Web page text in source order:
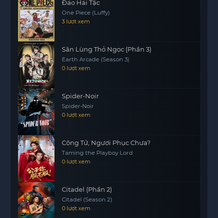
“Bốn người ở hạt Fairfield”, nhưng cho đến nay, bí
ẩn vẫn chưa được giải đáp. Câu chuyện của họ
tiếp tục thu hút sự chú ý và khiến nhiều người tò
mò về số phận của bốn thanh niên này.
Đảo Hải Tặc
One Piece (Luffy)
3 lượt xem
Săn Lùng Thỏ Ngọc (Phần 3)
Earth Arcade (Season 3)
0 lượt xem
Spider-Noir
Spider-Noir
0 lượt xem
Công Tử, Ngươi Phục Chưa?
Taming the Playboy Lord
0 lượt xem
Citadel (Phần 2)
Citadel (Season 2)
0 lượt xem